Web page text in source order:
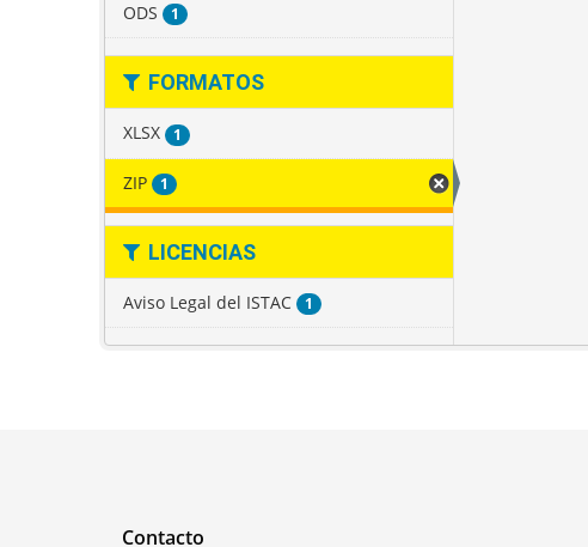
ODS 1
FORMATOS
XLSX 1
ZIP 1
LICENCIAS
Aviso Legal del ISTAC 1
Contacto